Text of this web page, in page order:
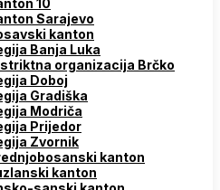
10
Sarajevo
kanton
Banja Luka
organizacija Brčko
Doboj
Gradiška
Modriča
Prijedor
Zvornik
kanton
kanton